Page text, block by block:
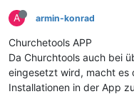
A armin-konrad
Churchetools APP
Da Churchtools auch bei
eingesetzt wird, macht es
Installationen in der App